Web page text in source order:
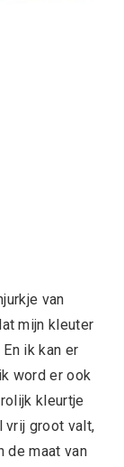
van
mijn kleuter
ik kan er
word er ook
kleurtje
vrij groot valt,
de maat van